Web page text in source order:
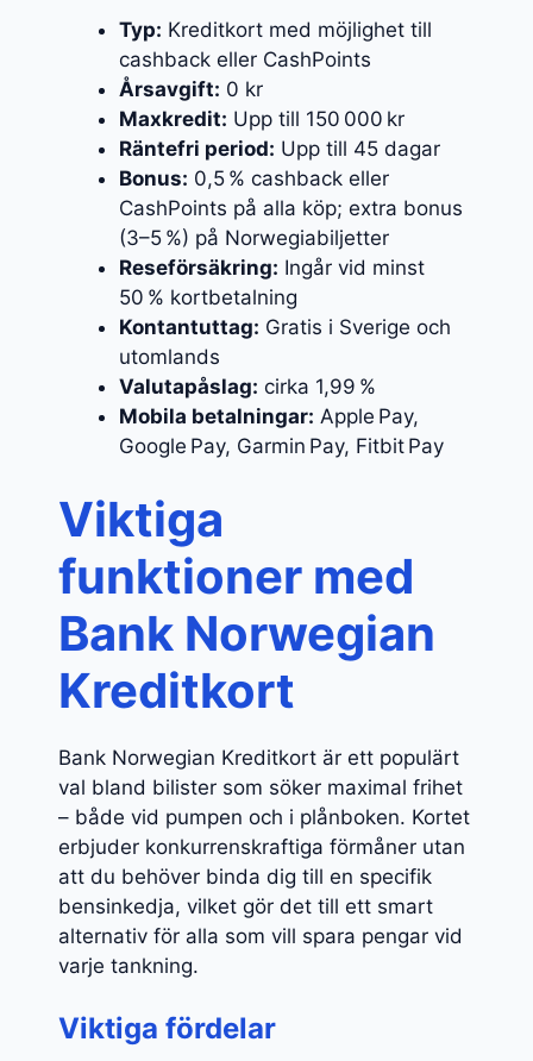
Typ: Kreditkort med möjlighet till
cashback eller CashPoints
Årsavgift: 0 kr
Maxkredit: Upp till 150 000 kr
Räntefri period: Upp till 45 dagar
Bonus: 0,5 % cashback eller
CashPoints på alla köp; extra bonus
(3–5 %) på Norwegiabiljetter
Reseförsäkring: Ingår vid minst
50 % kortbetalning
Kontantuttag: Gratis i Sverige och
utomlands
Valutapåslag: cirka 1,99 %
Mobila betalningar: Apple Pay,
Google Pay, Garmin Pay, Fitbit Pay
Viktiga
funktioner med
Bank Norwegian
Kreditkort
Bank Norwegian Kreditkort är ett populärt
val bland bilister som söker maximal frihet
– både vid pumpen och i plånboken. Kortet
erbjuder konkurrenskraftiga förmåner utan
att du behöver binda dig till en specifik
bensinkedja, vilket gör det till ett smart
alternativ för alla som vill spara pengar vid
varje tankning.
Viktiga fördelar